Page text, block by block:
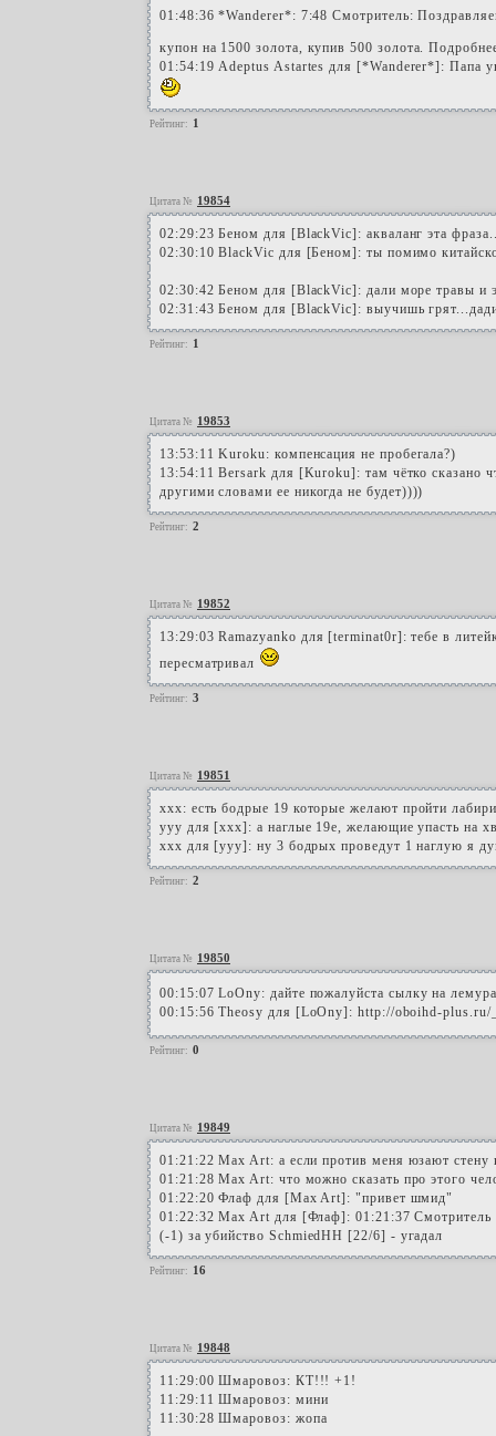
01:48:36 *Wanderer*: 7:48 Смотритель:
купон на 1500 золота, купив 500 золота.
01:54:19 Adeptus Astartes для [*Wanderer*]: Папа
Рейтинг: 1
Цитата № 19854
02:29:23 Беном для [BlackVic]: акваланг эта
02:30:10 BlackVic для [Беном]: ты помимо
02:30:42 Беном для [BlackVic]: дали море травы и
02:31:43 Беном для [BlackVic]: выучишь
Рейтинг: 1
Цитата № 19853
13:53:11 Kuroku: компенсация не пробегала?)
13:54:11 Bersark для [Kuroku]: там чётко сказано
другими словами ее никогда не будет))))
Рейтинг: 2
Цитата № 19852
13:29:03 Ramazyanko для [terminat0r]: тебе в
пересматривал
Рейтинг: 3
Цитата № 19851
ххх: есть бодрые 19 которые желают пройти
ууу для [ххх]: а наглые 19е, желающие упасть на
ххх для [ууу]: ну 3 бодрых проведут 1 наглую я
Рейтинг: 2
Цитата № 19850
00:15:07 LoOny: дайте пожалуйста сылку на лемура
00:15:56 Theosy для [LoOny]: http://oboihd-plus.ru/
Рейтинг: 0
Цитата № 19849
01:21:22 Max Art: а если против меня юзают
01:21:28 Max Art: что можно сказать про этого
01:22:20 Флаф для [Max Art]: "привет шмид"
01:22:32 Max Art для [Флаф]: 01:21:37
(-1) за убийство SchmiedHH [22/6] - угадал
Рейтинг: 16
Цитата № 19848
11:29:00 Шмаровоз: КТ!!! +1!
11:29:11 Шмаровоз: мини
11:30:28 Шмаровоз: жопа